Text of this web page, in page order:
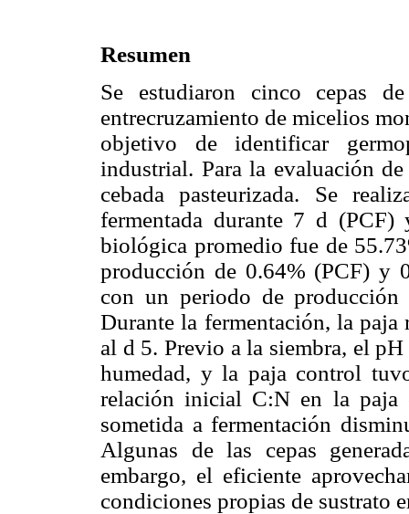
Resumen
Se estudiaron cinco cepas
entrecruzamiento de micelios
objetivo de identificar
industrial. Para la evaluación
cebada pasteurizada. Se
fermentada durante 7 d
biológica promedio fue de
producción de 0.64% (PCF) y
con un periodo de
Durante la fermentación, la paja
al d 5. Previo a la siembra, el
humedad, y la paja control
relación inicial C:N en la paja
sometida a fermentación
Algunas de las cepas
embargo, el eficiente
condiciones propias de sustrato